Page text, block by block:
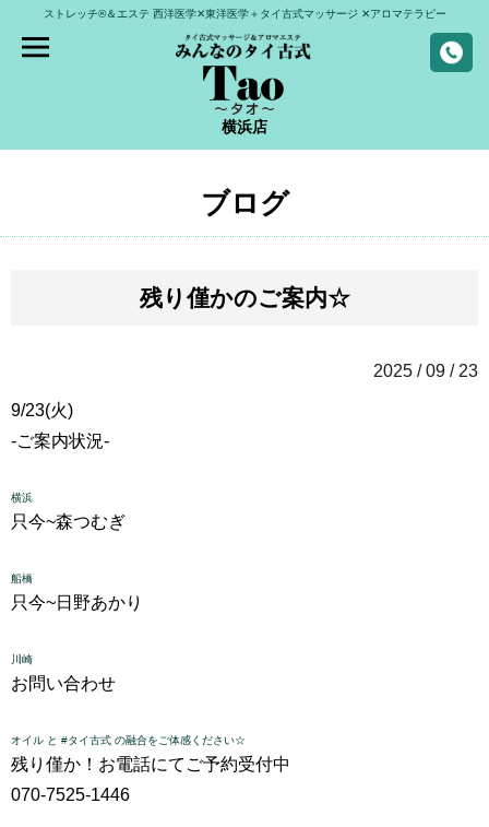
ストレッチ®＆エステ 西洋医学✕東洋医学＋タイ古式マッサージ ✕アロマテラピー
横浜店
ブログ
残り僅かのご案内☆
2025 / 09 / 23
9/23(火)
-ご案内状況-
横浜
只今~森つむぎ
船橋
只今~日野あかり
川崎
お問い合わせ
オイル と #タイ古式 の融合をご体感ください☆
残り僅か！お電話にてご予約受付中
070-7525-1446